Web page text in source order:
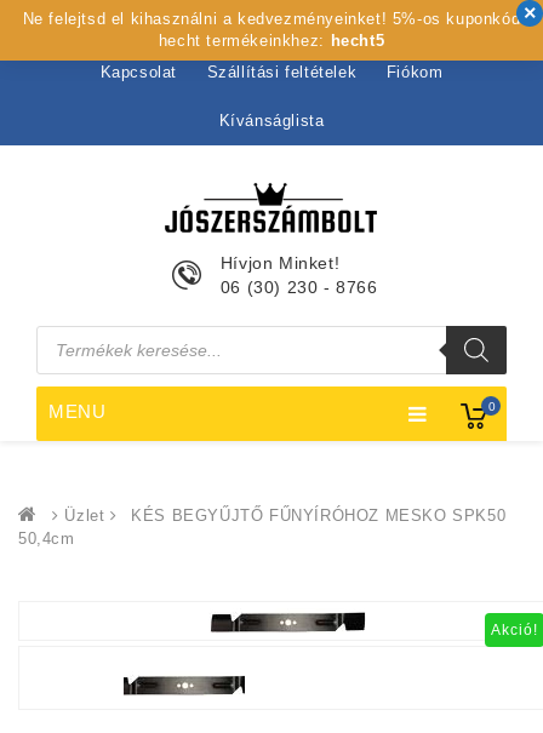
Kezdőlap Rólunk Webshop Szolgáltatások
Kapcsolat Szállítási feltételek Fiókom
Kívánságlista
0
Hívjon Minket!
06 (30) 230 - 8766
Products
search
MENU
Üzlet
KÉS BEGYŰJTŐ FŰNYÍRÓHOZ MESKO SPK50
50,4cm
Akció!
Ne felejtsd el kihasználni a kedvezményeinket! 5%-os kuponkód
hecht termékeinkhez: hecht5